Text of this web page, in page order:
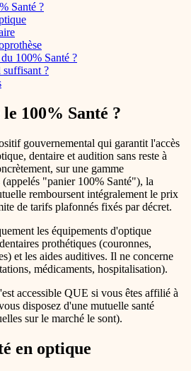
Santé ?
100% Santé ?
suffisant ?
100% Santé ?
gouvernemental qui garantit l'accès
dentaire et audition sans reste à
sur une gamme
"panier 100% Santé"), la
remboursent intégralement le prix
de tarifs plafonnés fixés par décret.
les équipements d'optique
prothétiques (couronnes,
et les aides auditives. Il ne concerne
médicaments, hospitalisation).
accessible QUE si vous êtes affilié à
disposez d'une mutuelle santé
sur le marché le sont).
en optique